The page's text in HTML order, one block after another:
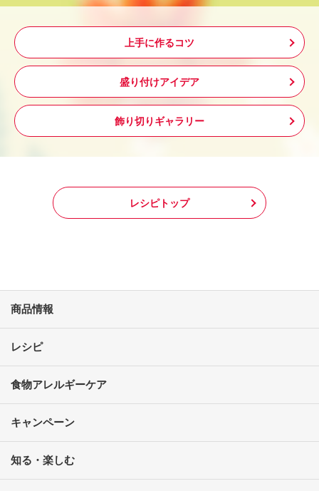
上手に作るコツ
盛り付けアイデア
飾り切りギャラリー
レシピトップ
商品情報
レシピ
食物アレルギーケア
キャンペーン
知る・楽しむ